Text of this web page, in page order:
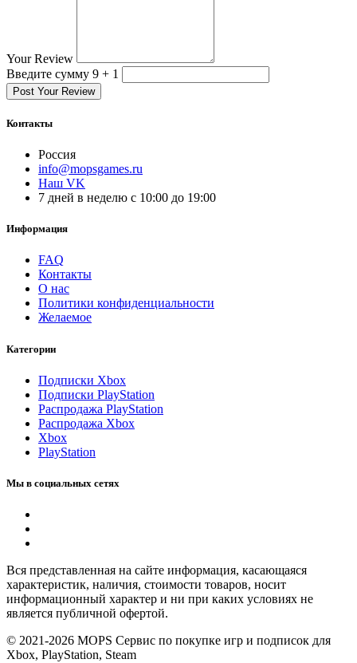
Your Review
Введите сумму 9 + 1
Post Your Review
Контакты
Россия
info@mopsgames.ru
Наш VK
7 дней в неделю с 10:00 до 19:00
Информация
FAQ
Контакты
О нас
Политики конфиденциальности
Желаемое
Категории
Подписки Xbox
Подписки PlayStation
Распродажа PlayStation
Распродажа Xbox
Xbox
PlayStation
Мы в социальных сетях
Вся представленная на сайте информация, касающаяся
характеристик, наличия, стоимости товаров, носит
информационный характер и ни при каких условиях не
является публичной офертой.
© 2021-2026 MOPS Сервис по покупке игр и подписок для
Xbox, PlayStation, Steam